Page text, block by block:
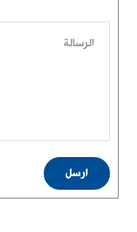
الرسالة
ارسل